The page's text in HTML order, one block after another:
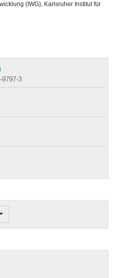
(IWG), Karlsruher Institut für
9797-3